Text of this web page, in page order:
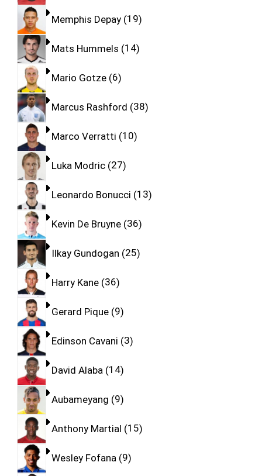
Memphis Depay 19
Mats Hummels 14
Mario Gotze 6
Marcus Rashford 38
Marco Verratti 10
Luka Modric 27
Leonardo Bonucci 13
Kevin De Bruyne 36
Ilkay Gundogan 25
Harry Kane 36
Gerard Pique 9
Edinson Cavani 3
David Alaba 14
Aubameyang 9
Anthony Martial 15
Wesley Fofana 9